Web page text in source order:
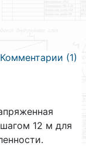
Комментарии (1)
12 м для